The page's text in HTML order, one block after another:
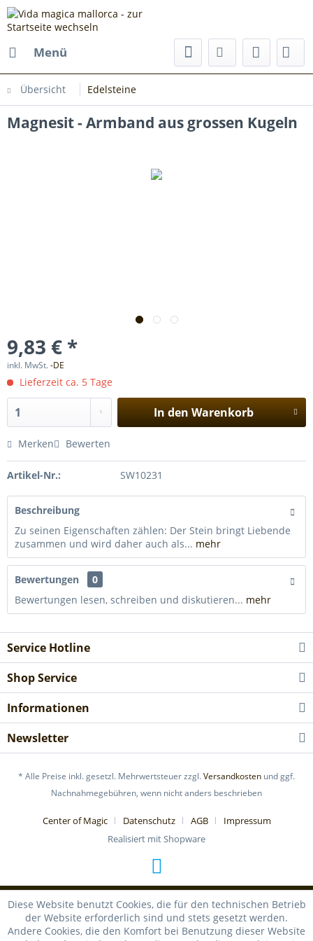
Menü
Übersicht Edelsteine
Magnesit - Armband aus grossen Kugeln
9,83 € *
inkl. MwSt.-DE
Lieferzeit ca. 5 Tage
In den Warenkorb
Merken Bewerten
Artikel-Nr.: SW10231
Beschreibung
Zu seinen Eigenschaften zählen: Der Stein bringt Liebende
zusammen und wird daher auch als... mehr
Bewertungen
0
Bewertungen lesen, schreiben und diskutieren... mehr
Service Hotline
Shop Service
Informationen
Newsletter
* Alle Preise inkl. gesetzl. Mehrwertsteuer zzgl.Versandkosten und ggf.
Nachnahmegebühren, wenn nicht anders beschrieben
Center of Magic Datenschutz AGB
Impressum
Realisiert mit Shopware
Diese Website benutzt Cookies, die für den technischen Betrieb
der Website erforderlich sind und stets gesetzt werden.
Andere Cookies, die den Komfort bei Benutzung dieser Website